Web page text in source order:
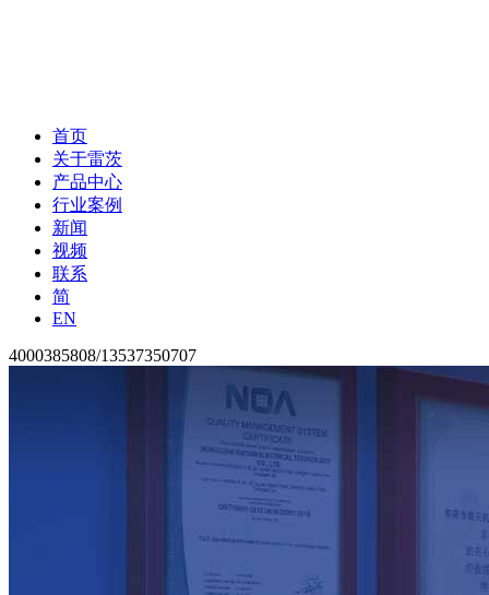
首页
关于雷茨
产品中心
行业案例
新闻
视频
联系
简
EN
4000385808/13537350707